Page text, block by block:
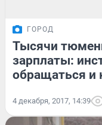
ГОРОД
Тысячи
зарплаты:
обращаться и
4 декабря, 2017, 14:39